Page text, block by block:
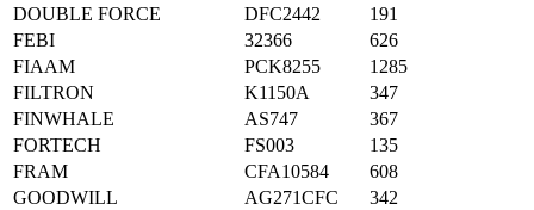
DOUBLE FORCE
DFC2442
191
FEBI
32366
626
FIAAM
PCK8255
1285
FILTRON
K1150A
347
FINWHALE
AS747
367
FORTECH
FS003
135
FRAM
CFA10584
608
GOODWILL
AG271CFC
342